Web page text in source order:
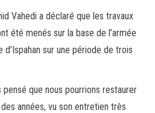
Vahedi a déclaré que les travaux
été menés sur la base de l’armée
d’Ispahan sur une période de trois
pensé que nous pourrions restaurer
années, vu son entretien très